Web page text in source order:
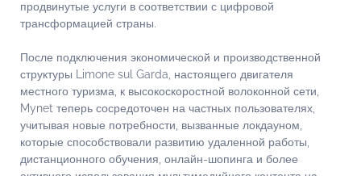
продвинутые услуги в соответствии с цифровой
трансформацией страны.
После подключения экономической и производственной
структуры Limone sul Garda, настоящего двигателя
местного туризма, к высокоскоростной волоконной сети,
Mynet теперь сосредоточен на частных пользователях,
учитывая новые потребности, вызванные локдауном,
которые способствовали развитию удаленной работы,
дистанционного обучения, онлайн-шопинга и более